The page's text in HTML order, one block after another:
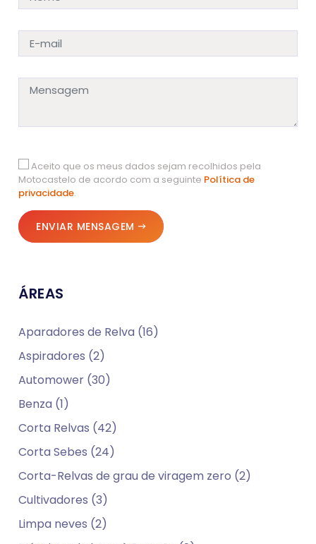
Aceito que os meus dados sejam recolhidos pela
Motocastelo de acordo com a seguinte Política de
privacidade.
ENVIAR MENSAGEM
ÁREAS
Aparadores de Relva (16)
Aspiradores (2)
Automower (30)
Benza (1)
Corta Relvas (42)
Corta Sebes (24)
Corta-Relvas de grau de viragem zero (2)
Cultivadores (3)
Limpa neves (2)